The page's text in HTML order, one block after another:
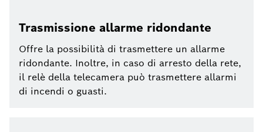
Trasmissione allarme ridondante
Offre la possibilità di trasmettere un allarme
ridondante. Inoltre, in caso di arresto della rete,
il relè della telecamera può trasmettere allarmi
di incendi o guasti.